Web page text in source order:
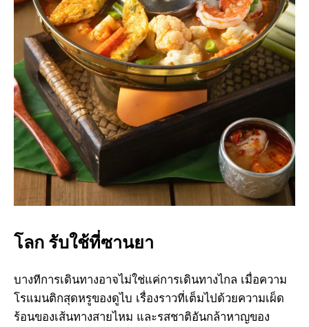
โลก รับใช้ที่ซานยา
บางทีการเดินทางอาจไม่ใช่แค่การเดินทางไกล เมื่อความ
โรแมนติกสุดหรูของดูไบ เรื่องราวที่เต็มไปด้วยความเผ็ด
ร้อนของเส้นทางสายไหม และรสชาติอันกล้าหาญของ